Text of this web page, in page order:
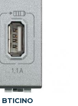
BTICINO